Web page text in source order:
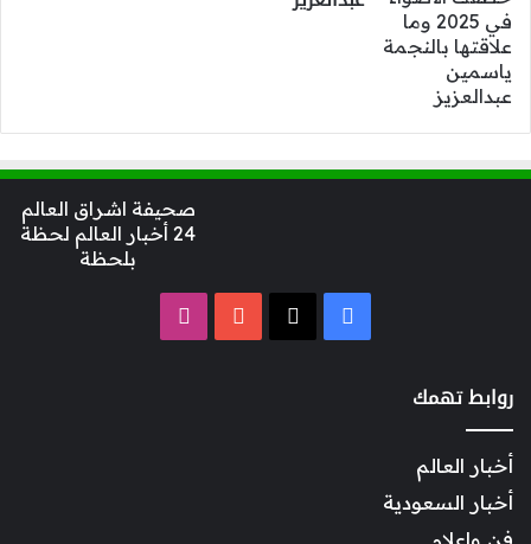
صحيفة اشراق العالم
24 أخبار العالم لحظة
بلحظة
فيسبوك ‫YouTube
روابط تهمك
أخبار العالم
أخبار السعودية
فن وإعلام